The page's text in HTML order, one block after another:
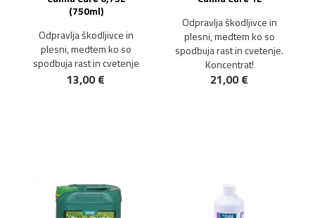
(750ml)
Odpravlja škodljivce in
plesni, medtem ko so
spodbuja rast in cvetenje
13,00 €
Odpravlja škodljivce in
plesni, medtem ko so
spodbuja rast in cvetenje.
Koncentrat!
21,00 €